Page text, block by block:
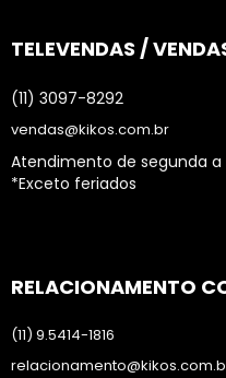
TELEVENDAS /
(11) 3097-8292
vendas@kikos.com.br
Atendimento de segunda a
*Exceto feriados
RELACIONAMENTO
(11) 9.5414-1816